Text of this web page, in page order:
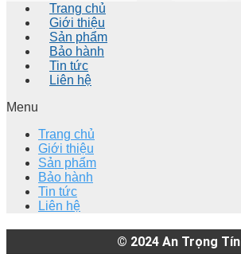
Trang chủ
Giới thiệu
Sản phẩm
Bảo hành
Tin tức
Liên hệ
Menu
Trang chủ
Giới thiệu
Sản phẩm
Bảo hành
Tin tức
Liên hệ
© 2024 An Trọng Tín